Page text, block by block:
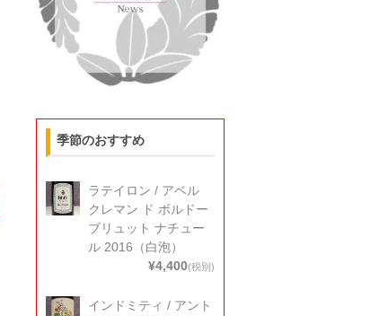
季節のおすすめ
ラテイロン / アベル
クレマン ド ボルドー
ブリュット ナチュー
ル 2016（白泡）
¥4,400(税別)
インドミティ / アント